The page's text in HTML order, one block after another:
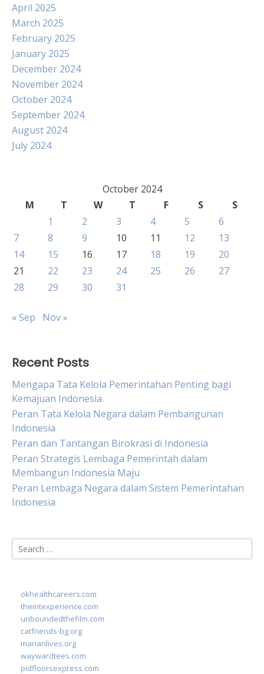
April 2025
March 2025
February 2025
January 2025
December 2024
November 2024
October 2024
September 2024
August 2024
July 2024
October 2024
M
T W T F S
S
1
2 3 4 5
6
7
8 9 10 11 12
13
14
15 16 17 18 19
20
21
22 23 24 25 26
27
28
29 30 31
« Sep Nov »
Recent Posts
Mengapa Tata Kelola Pemerintahan Penting bagi
Kemajuan Indonesia
Peran Tata Kelola Negara dalam Pembangunan
Indonesia
Peran dan Tantangan Birokrasi di Indonesia
Peran Strategis Lembaga Pemerintah dalam
Membangun Indonesia Maju
Peran Lembaga Negara dalam Sistem Pemerintahan
Indonesia
Search
for:
okhealthcareers.com
theintexperience.com
unboundedthefilm.com
catfriends-bg.org
marianlives.org
waywardtees.com
pidfloorsexpress.com